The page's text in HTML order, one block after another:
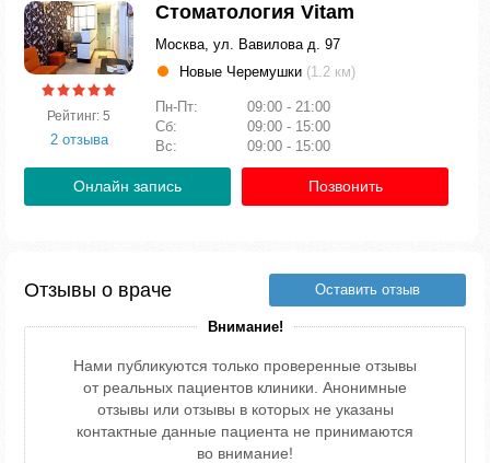
Рейтинг: 5
2 отзыва
Стоматология Vitam
Москва, ул. Вавилова д. 97
Новые Черемушки (1.2 км)
Пн-Пт:
09:00 - 21:00
Сб:
09:00 - 15:00
Вс:
09:00 - 15:00
Онлайн запись Позвонить
Отзывы о враче Оставить отзыв
Внимание!
Нами публикуются только проверенные отзывы
от реальных пациентов клиники. Анонимные
отзывы или отзывы в которых не указаны
контактные данные пациента не принимаются
во внимание!